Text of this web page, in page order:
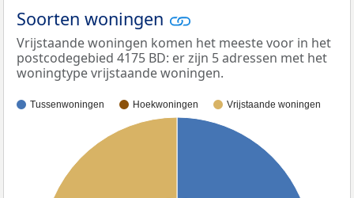
Soorten woningen
Vrijstaande woningen komen het meeste voor in het
postcodegebied 4175 BD: er zijn 5 adressen met het
woningtype vrijstaande woningen.
Tussenwoningen Hoekwoningen Vrijstaande woningen